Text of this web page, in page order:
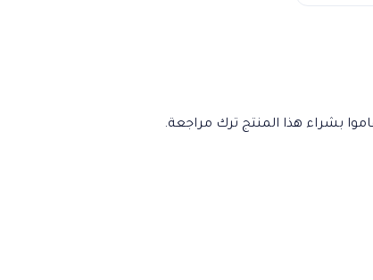
بشراء هذا المنتج ترك مراجعة.